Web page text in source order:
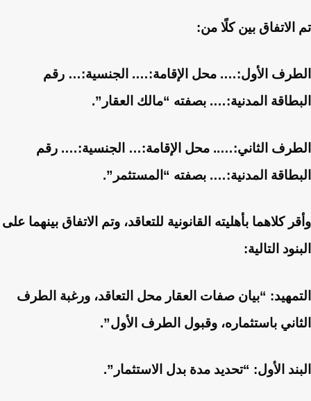
تم الاتفاق بين كلًا من:
الطرف الأول:…. محل الإقامة:…. الجنسية:… رقم
البطاقة المدنية:…. بصفته “مالك العقار”.
الطرف الثاني:….. محل الإقامة:… الجنسية:…. رقم
البطاقة المدنية:…. بصفته “المستثمر”.
وأقر كلاهما بأهليته القانونية للتعاقد، وتم الاتفاق بينهما على
البنود التالية:
التمهيد: “بيان صفات العقار محل التعاقد، ورغبة الطرف
الثاني باستثماره، وقبول الطرف الأول”.
البند الأول: “تحديد مدة بدل الاستثمار”.